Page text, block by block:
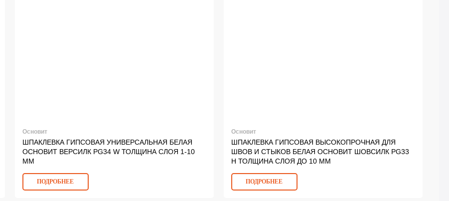
Основит
ШПАКЛЕВКА ГИПСОВАЯ УНИВЕРСАЛЬНАЯ БЕЛАЯ
ОСНОВИТ ВЕРСИЛК PG34 W ТОЛЩИНА СЛОЯ 1-10
ММ
ПОДРОБНЕЕ
Основит
ШПАКЛЕВКА ГИПСОВАЯ ВЫСОКОПРОЧНАЯ ДЛЯ
ШВОВ И СТЫКОВ БЕЛАЯ ОСНОВИТ ШОВСИЛК PG33
H ТОЛЩИНА СЛОЯ ДО 10 ММ
ПОДРОБНЕЕ